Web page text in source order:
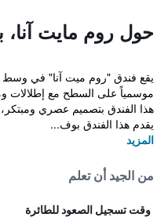
حول روم مايت آنا،
يقع فندق "روم ميت آنا" في وسط
موسمياً على السطح مع إطلالات
هذا الفندق بتصميم عصري
يقدم هذا الفندق بوف...
المزيد
من الجيد أن تعلم
وقت تسجيل الصعود للطائرة